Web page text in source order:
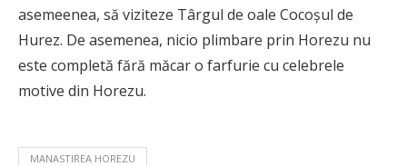
asemeenea, să viziteze Târgul de oale Cocoșul de
Hurez. De asemenea, nicio plimbare prin Horezu nu
este completă fără măcar o farfurie cu celebrele
motive din Horezu.
MANASTIREA HOREZU